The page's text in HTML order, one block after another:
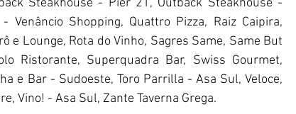
Venâncio Shopping, Quattro Pizza, Raiz Caipira,
e Lounge, Rota do Vinho, Sagres Same, Same But
Ristorante, Superquadra Bar, Swiss Gourmet,
e Bar - Sudoeste, Toro Parrilla - Asa Sul, Veloce,
Vino! - Asa Sul, Zante Taverna Grega.